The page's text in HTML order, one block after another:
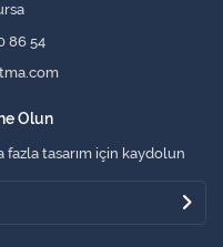
86 54
Olun
tasarım için kaydolun